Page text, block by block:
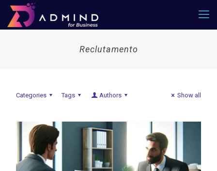
Reclutamento
Categories Tags Authors Show all